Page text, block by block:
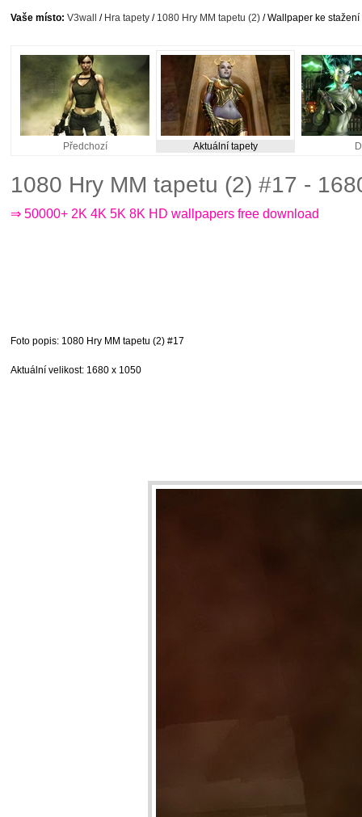
Vaše místo: V3wall / Hra tapety / 1080 Hry MM tapetu (2) / Wallpaper ke stažení
Předchozí Aktuální tapety
1080 Hry MM tapetu (2) #17 -
⇒ 50000+ 2K 4K 5K 8K HD wallpapers free download
Foto popis: 1080 Hry MM tapetu (2) #17
Aktuální velikost: 1680 x 1050